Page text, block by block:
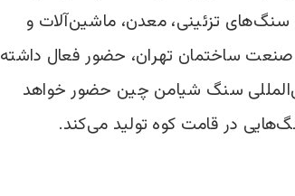
سنگ­‌های تزئینی، معدن، ماشین‌­آلات و
صنعت ساختمان تهران، حضور فعال داشته
سنگ شیامن چین حضور خواهد
در قامت کوه تولید می­‌کند.